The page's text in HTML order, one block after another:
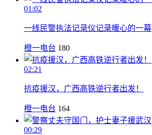
01:02
一线民警执法记录仪记录暖心的一幕
橙一电台 180
02:21
抗疫援汉，广西高铁逆行者出发！
橙一电台 164
00:29